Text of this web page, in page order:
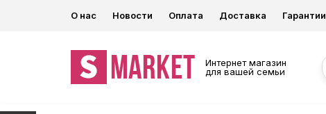
О нас Новости Оплата Доставка Гарантии
Интернет магазин
для вашей семьи